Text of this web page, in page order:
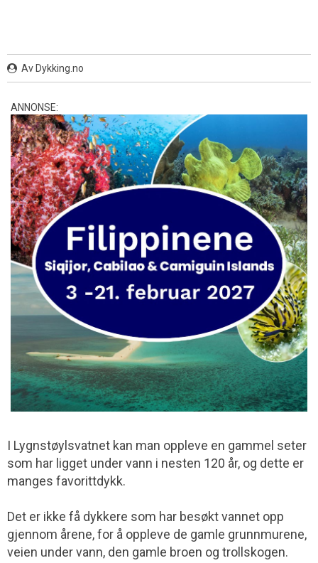
Av Dykking.no
ANNONSE:
I Lygnstøylsvatnet kan man oppleve en gammel seter
som har ligget under vann i nesten 120 år, og dette er
manges favorittdykk.
Det er ikke få dykkere som har besøkt vannet opp
gjennom årene, for å oppleve de gamle grunnmurene,
veien under vann, den gamle broen og trollskogen.